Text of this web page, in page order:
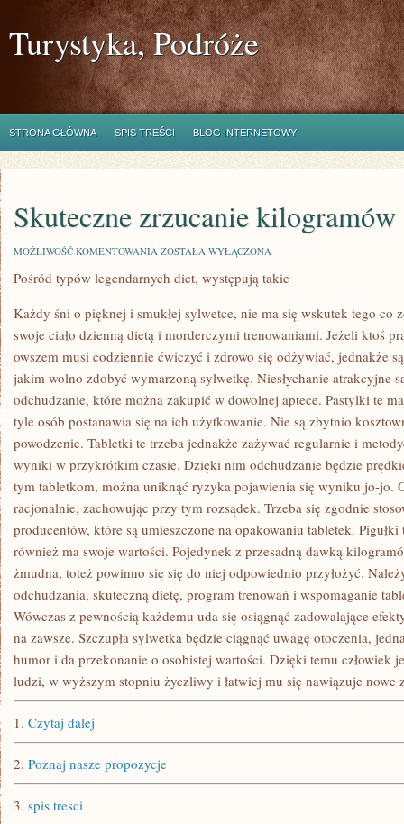
Turystyka, Podróże
STRONA GŁÓWNA SPIS TREŚCI BLOG INTERNETOWY
Skuteczne zrzucanie kilogramów
MOŻLIWOŚĆ KOMENTOWANIA SKUTECZNE
KILOGRAMÓW
ZOSTAŁA WYŁĄCZONA
Pośród typów legendarnych diet, występują takie
Każdy śni o pięknej i smukłej sylwetce, nie ma się wskutek tego co
swoje ciało dzienną dietą i morderczymi trenowaniami. Jeżeli ktoś
owszem musi codziennie ćwiczyć i zdrowo się odżywiać, jednakże
jakim wolno zdobyć wymarzoną sylwetkę. Niesłychanie atrakcyjne
odchudzanie, które można zakupić w dowolnej aptece. Pastylki te
tyle osób postanawia się na ich użytkowanie. Nie są zbytnio
powodzenie. Tabletki te trzeba jednakże zażywać regularnie i
wyniki w przykrótkim czasie. Dzięki nim odchudzanie będzie
tym tabletkom, można uniknąć ryzyka pojawienia się wyniku jo-jo.
racjonalnie, zachowując przy tym rozsądek. Trzeba się zgodnie
producentów, które są umieszczone na opakowaniu tabletek. Pigułki
również ma swoje wartości. Pojedynek z przesadną dawką
żmudna, toteż powinno się się do niej odpowiednio przyłożyć.
odchudzania, skuteczną dietę, program trenowań i wspomaganie
Wówczas z pewnością każdemu uda się osiągnąć zadowalające
na zawsze. Szczupła sylwetka będzie ciągnąć uwagę otoczenia,
humor i da przekonanie o osobistej wartości. Dzięki temu człowiek
ludzi, w wyższym stopniu życzliwy i łatwiej mu się nawiązuje nowe
1. Czytaj dalej
2. Poznaj nasze propozycje
3. spis tresci